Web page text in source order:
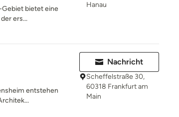
bietet eine
ers...
Hanau
entstehen
Nachricht
Scheffelstraße 30,
60318 Frankfurt am
Main